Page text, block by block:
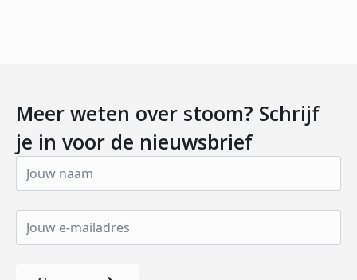
Meer weten over stoom? Schrijf
je in voor de nieuwsbrief